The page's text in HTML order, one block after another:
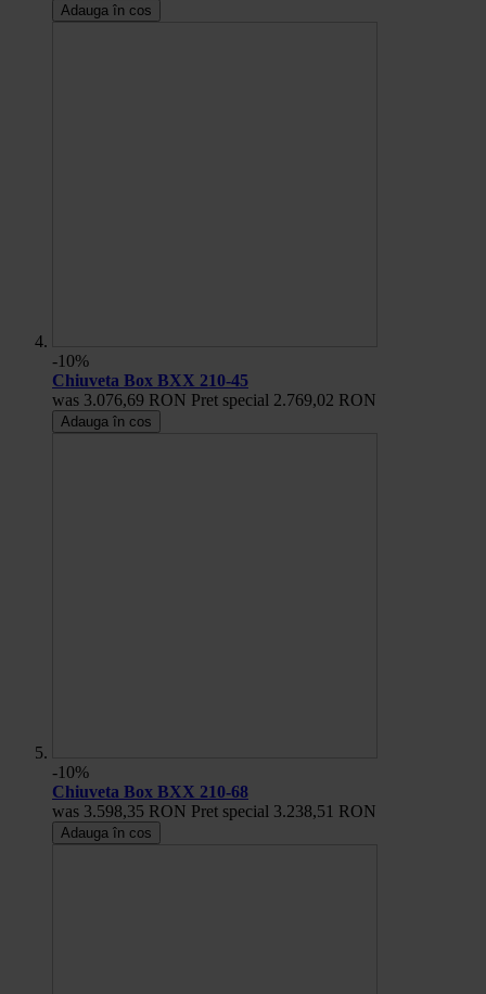
Adauga în cos
-10%
Chiuveta Box BXX 210-45
was 3.076,69 RON Pret special 2.769,02 RON
Adauga în cos
-10%
Chiuveta Box BXX 210-68
was 3.598,35 RON Pret special 3.238,51 RON
Adauga în cos